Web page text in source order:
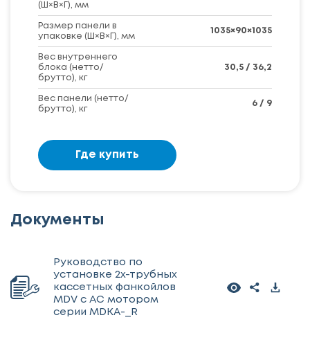
(Ш×В×Г), мм
Размер панели в
упаковке (Ш×В×Г), мм
1035×90×1035
Вес внутреннего
блока (нетто/
брутто), кг
30,5 / 36,2
Вес панели (нетто/
брутто), кг
6 / 9
Где купить
Документы
Руководство по
установке 2х-трубных
кассетных фанкойлов
MDV с АС мотором
серии MDKA-_R